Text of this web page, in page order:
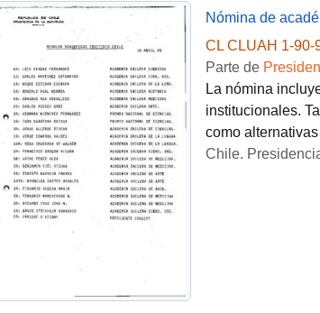
CL CLUAH 1-90-
Parte de
La nómina
institucionales.
como
Chile.